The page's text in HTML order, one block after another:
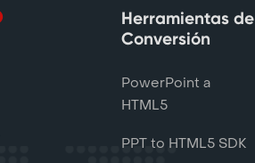
Herramientas de
Conversión
PowerPoint a
HTML5
PPT to HTML5 SDK